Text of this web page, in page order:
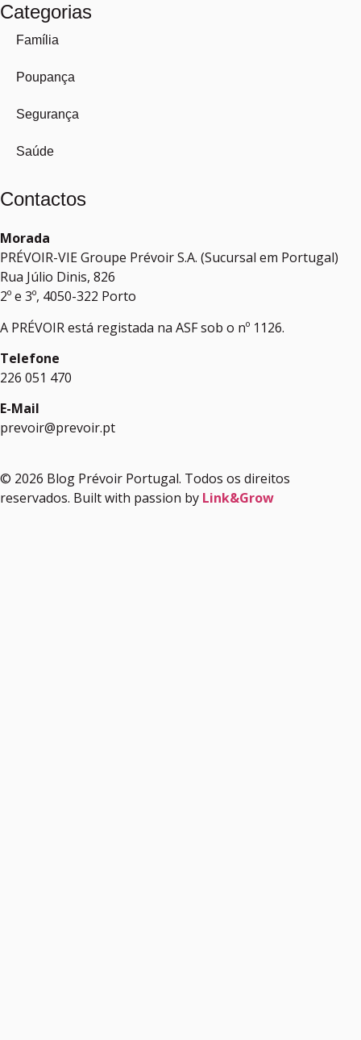
Categorias
Família
Poupança
Segurança
Saúde
Contactos
Morada
PRÉVOIR-VIE Groupe Prévoir S.A. (Sucursal em Portugal)
Rua Júlio Dinis, 826
2º e 3º, 4050-322 Porto
A PRÉVOIR está registada na ASF sob o nº 1126.
Telefone
226 051 470
E-Mail
prevoir@prevoir.pt
© 2026 Blog Prévoir Portugal. Todos os direitos
reservados. Built with passion by Link&Grow